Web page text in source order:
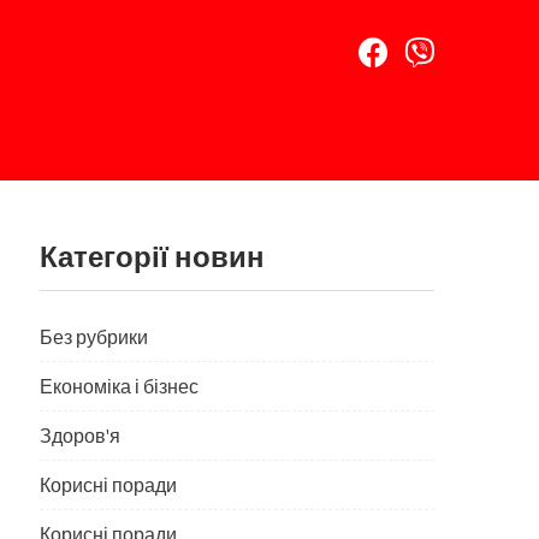
Категорії новин
Без рубрики
Економіка і бізнес
Здоров'я
Корисні поради